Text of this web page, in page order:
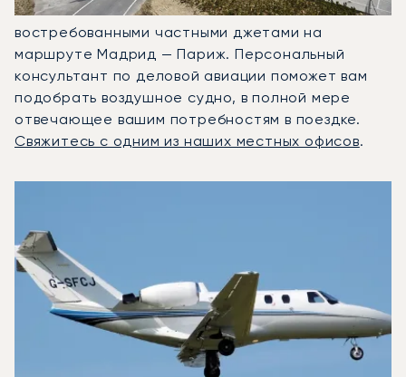
Citation Latitude стали наиболее
востребованными частными джетами на
маршруте Мадрид — Париж. Персональный
консультант по деловой авиации поможет вам
подобрать воздушное судно, в полной мере
отвечающее вашим потребностям в поездке.
Свяжитесь с одним из наших местных офисов.
Дальность (NM)